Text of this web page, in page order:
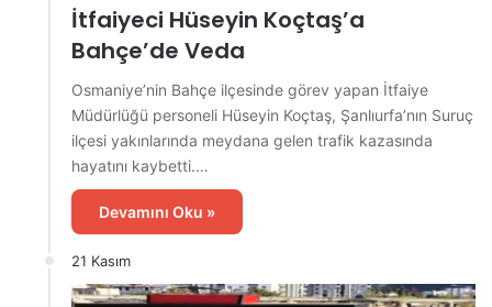
İtfaiyeci Hüseyin Koçtaş’a
Bahçe’de Veda
Osmaniye’nin Bahçe ilçesinde görev yapan İtfaiye
Müdürlüğü personeli Hüseyin Koçtaş, Şanlıurfa’nın Suruç
ilçesi yakınlarında meydana gelen trafik kazasında
hayatını kaybetti.…
Devamını Oku »
21 Kasım